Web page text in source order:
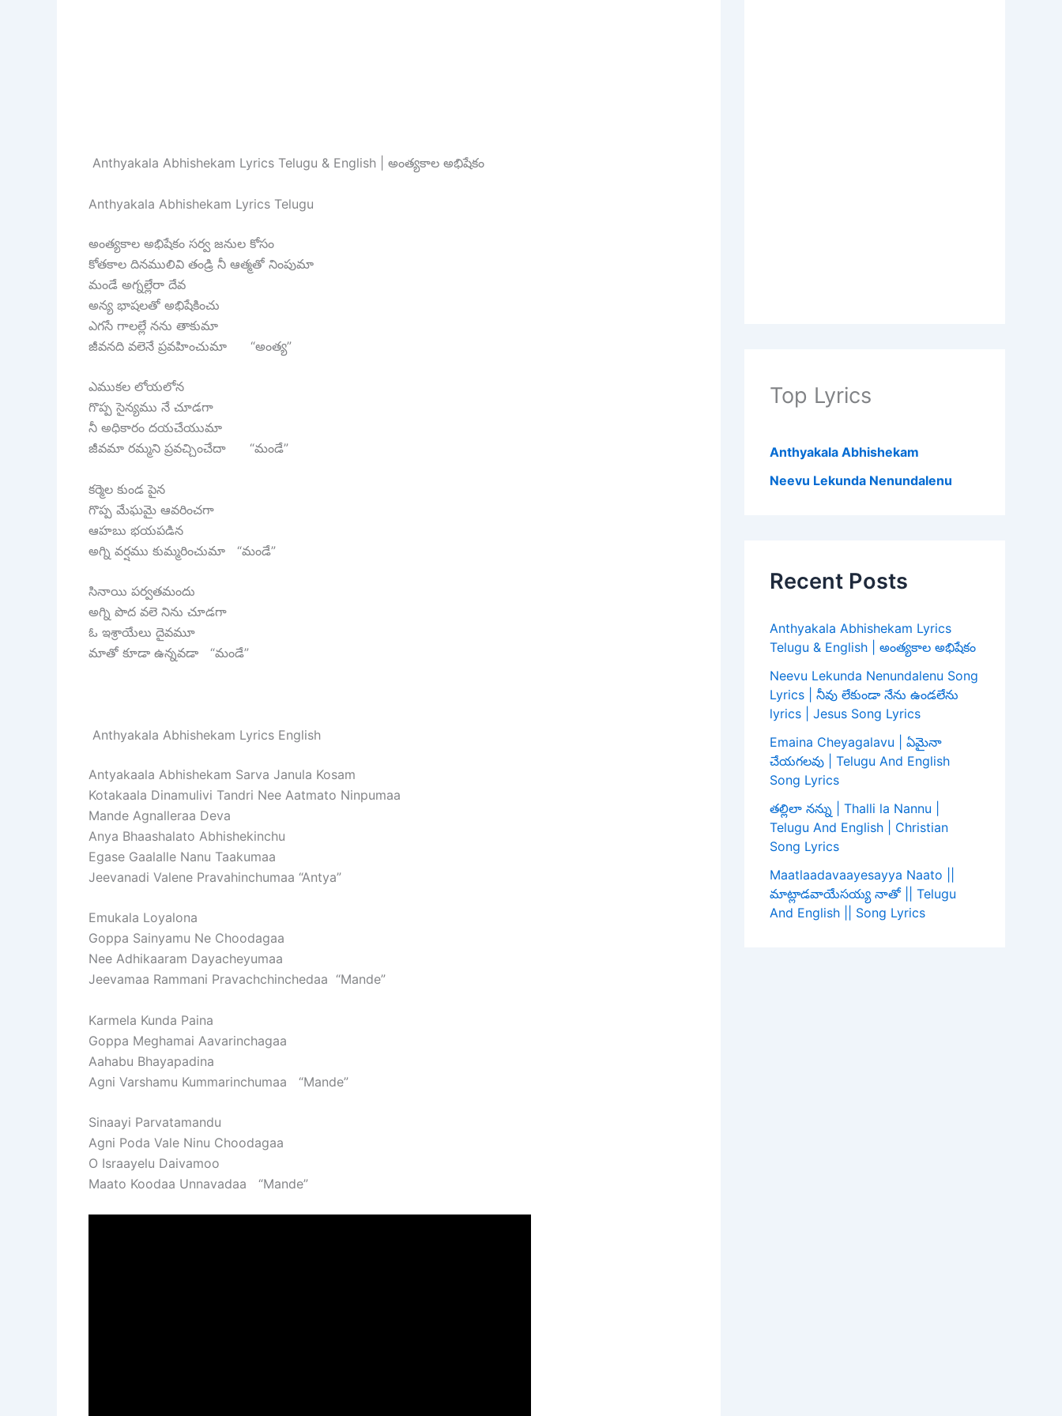
Anthyakala Abhishekam Lyrics Telugu & English | అంత్యకాల అభిషేకం
Anthyakala Abhishekam Lyrics Telugu
అంత్యకాల అభిషేకం సర్వ జనుల కోసం
కోతకాల దినములివి తండ్రి నీ ఆత్మతో నింపుమా
మండే అగ్నల్లేరా దేవ
అన్య భాషలతో అభిషేకించు
ఎగసే గాలల్లే నను తాకుమా
జీవనది వలెనే ప్రవహించుమా “అంత్య”
ఎముకల లోయలోన
గొప్ప సైన్యము నే చూడగా
నీ అధికారం దయచేయుమా
జీవమా రమ్మని ప్రవచ్చించేదా “మండే”
కర్మెల కుండ పైన
గొప్ప మేఘమై ఆవరించగా
ఆహబు భయపడిన
అగ్ని వర్షము కుమ్మరించుమా “మండే”
సినాయి పర్వతమందు
అగ్ని పొద వలె నిను చూడగా
ఓ ఇశ్రాయేలు దైవమూ
మాతో కూడా ఉన్నవడా “మండే”
Anthyakala Abhishekam Lyrics English
Antyakaala Abhishekam Sarva Janula Kosam
Kotakaala Dinamulivi Tandri Nee Aatmato Ninpumaa
Mande Agnalleraa Deva
Anya Bhaashalato Abhishekinchu
Egase Gaalalle Nanu Taakumaa
Jeevanadi Valene Pravahinchumaa “Antya”
Emukala Loyalona
Goppa Sainyamu Ne Choodagaa
Nee Adhikaaram Dayacheyumaa
Jeevamaa Rammani Pravachchinchedaa “Mande”
Karmela Kunda Paina
Goppa Meghamai Aavarinchagaa
Aahabu Bhayapadina
Agni Varshamu Kummarinchumaa “Mande”
Sinaayi Parvatamandu
Agni Poda Vale Ninu Choodagaa
O Israayelu Daivamoo
Maato Koodaa Unnavadaa “Mande”
Top Lyrics
Anthyakala Abhishekam
Neevu Lekunda Nenundalenu
Recent Posts
Anthyakala Abhishekam Lyrics
Telugu & English | అంత్యకాల అభిషేకం
Neevu Lekunda Nenundalenu Song
Lyrics | నీవు లేకుండా నేను ఉండలేను
lyrics | Jesus Song Lyrics
Emaina Cheyagalavu | ఏమైనా
చేయగలవు | Telugu And English
Song Lyrics
తల్లిలా నన్ను | Thalli la Nannu |
Telugu And English | Christian
Song Lyrics
Maatlaadavaayesayya Naato ||
మాట్లాడవాయేసయ్య నాతో || Telugu
And English || Song Lyrics